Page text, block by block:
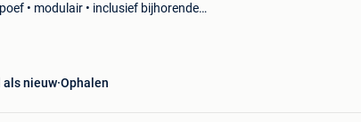
• modulair • inclusief bijhorende
als nieuw Ophalen